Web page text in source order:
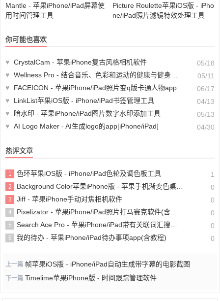
Mantle - 苹果iPhone/iPad屏幕使
用时间管理工具
Picture Roulette苹果iOS版 - iPho
ne/iPad照片滤镜特效处理工具
你可能也喜欢
♥ CrystalCam - 苹果iPhone复古风格相机软件
05/18
♥ Wellness Pro - 结合音乐、色彩和运动的健康与健身工具[iPhone/iPad]
05/11
♥
FACEICON - 苹果iPhone/iPad照片变q版卡通人物app
06/17
♥
LinkList苹果iOS版 - iPhone/iPad书签管理工具
04/13
♥
暗水印 - 苹果iPhone/iPad图片数字水印添加工具
05/13
♥ AI Logo Maker - AI生成logo的app[iPhone/iPad] 04/30
热评文章
1 色环苹果iOS版 - iPhone/iPad色轮及调色板工具 1
2 Background Color苹果iPhone版 - 苹果手机渐变色桌面壁纸制作软件 0
3 Jiff - 苹果iPhone手动对焦相机软件 0
4 Pixelizator - 苹果iPhone/iPad照片打马赛克软件(含教程) 0
5 Search Ace Pro - 苹果iPhone/iPad带有关联词汇搜索的浏览器 0
6 我的待办 - 苹果iPhone/iPad待办事项app(含教程) 0
上一篇 帧苹果iOS版 - iPhone/iPad自动生成带字幕的电影截图
下一篇 Timelime苹果iPhone版 - 时间跟踪管理软件